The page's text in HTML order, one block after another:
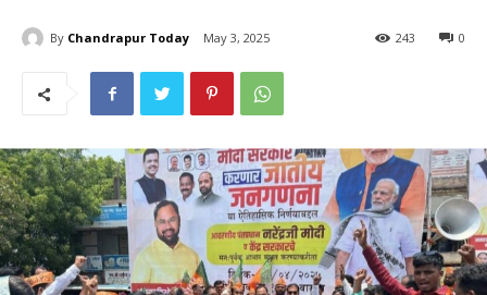
By Chandrapur Today May 3, 2025 0
243